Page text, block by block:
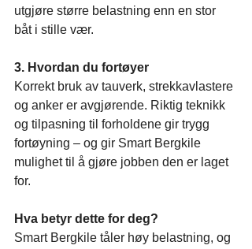
utgjøre større belastning enn en stor
båt i stille vær.
3. Hvordan du fortøyer
Korrekt bruk av tauverk, strekkavlastere
og anker er avgjørende. Riktig teknikk
og tilpasning til forholdene gir trygg
fortøyning – og gir Smart Bergkile
mulighet til å gjøre jobben den er laget
for.
Hva betyr dette for deg?
Smart Bergkile tåler høy belastning, og